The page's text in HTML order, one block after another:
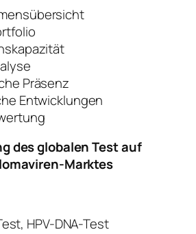
Präsenz
Entwicklungen
des globalen Test auf
Marktes
HPV-DNA-Test